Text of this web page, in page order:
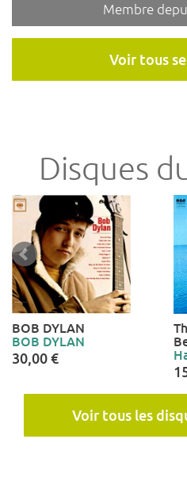
Membre
Voir tous
Disques
BOB DYLAN
BOB DYLAN
30,00 €
Voir tous les